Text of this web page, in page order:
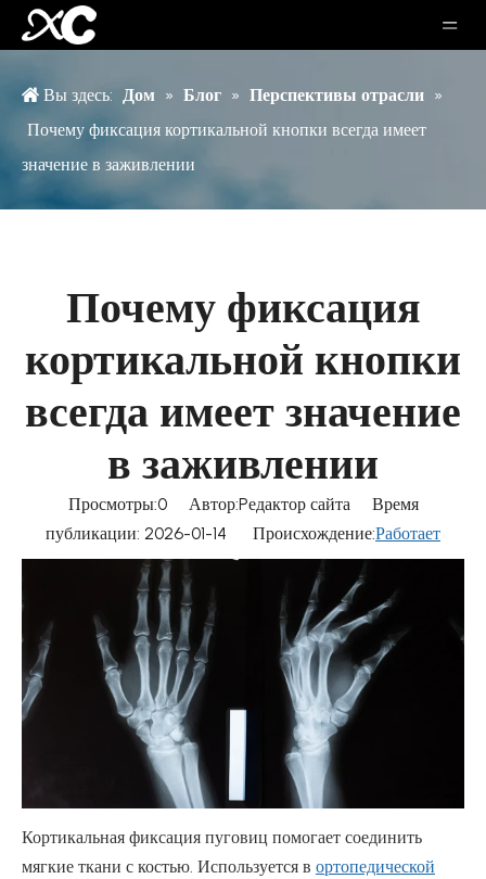
Вы здесь: Дом » Блог » Перспективы отрасли »
Почему фиксация кортикальной кнопки всегда имеет
значение в заживлении
Почему фиксация
кортикальной кнопки
всегда имеет значение
в заживлении
Просмотры:0Автор:Pедактор сайта Время
публикации: 2026-01-14 Происхождение:Работает
Кортикальная фиксация пуговиц помогает соединить
мягкие ткани с костью. Используется в ортопедической